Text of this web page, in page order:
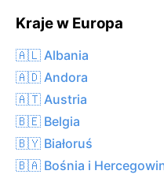
Kraje w Europa
🇦🇱 Albania
🇦🇩 Andora
🇦🇹 Austria
🇧🇪 Belgia
🇧🇾 Białoruś
🇧🇦 Bośnia i